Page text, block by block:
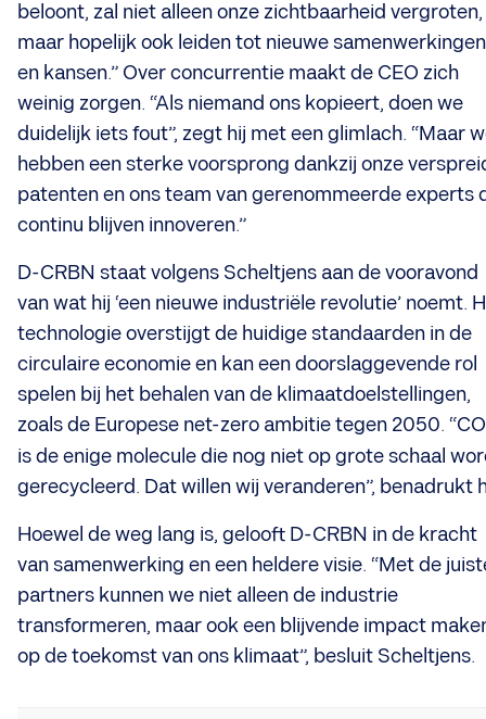
beloont, zal niet alleen onze zichtbaarheid vergroten,
maar hopelijk ook leiden tot nieuwe samenwerkingen
en kansen.” Over concurrentie maakt de CEO zich
weinig zorgen. “Als niemand ons kopieert, doen we
duidelijk iets fout”, zegt hij met een glimlach. “Maar
hebben een sterke voorsprong dankzij onze
patenten en ons team van gerenommeerde experts
continu blijven innoveren.”
D-CRBN staat volgens Scheltjens aan de vooravond
van wat hij ‘een nieuwe industriële revolutie’ noemt.
technologie overstijgt de huidige standaarden in de
circulaire economie en kan een doorslaggevende rol
spelen bij het behalen van de klimaatdoelstellingen,
zoals de Europese net-zero ambitie tegen 2050. “CO
is de enige molecule die nog niet op grote schaal
gerecycleerd. Dat willen wij veranderen”, benadrukt
Hoewel de weg lang is, gelooft D-CRBN in de kracht
van samenwerking en een heldere visie. “Met de
partners kunnen we niet alleen de industrie
transformeren, maar ook een blijvende impact
op de toekomst van ons klimaat”, besluit Scheltjens.